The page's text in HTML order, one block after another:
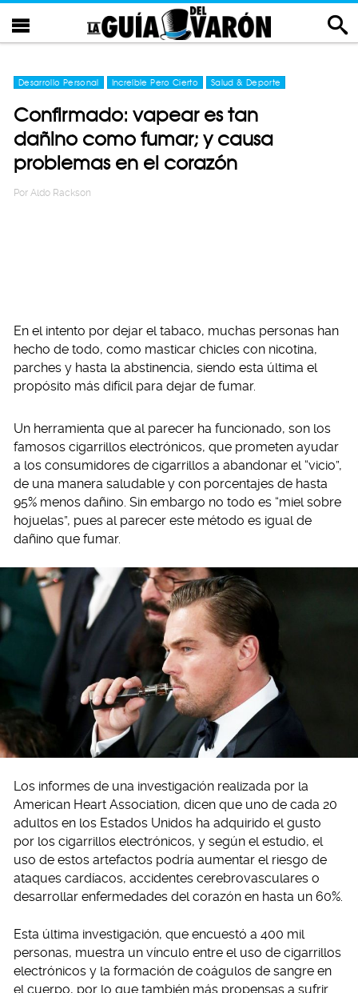
Desarrollo Personal Increíble Pero Cierto Salud & Deporte
Confirmado: vapear es tan
dañino como fumar; y causa
problemas en el corazón
Por Aldo Rackson
En el intento por dejar el tabaco, muchas personas han
hecho de todo, como masticar chicles con nicotina,
parches y hasta la abstinencia, siendo esta última el
propósito más difícil para dejar de fumar.
Un herramienta que al parecer ha funcionado, son los
famosos cigarrillos electrónicos, que prometen ayudar
a los consumidores de cigarrillos a abandonar el “vicio”,
de una manera saludable y con porcentajes de hasta
95% menos dañino. Sin embargo no todo es “miel sobre
hojuelas”, pues al parecer este método es igual de
dañino que fumar.
Los informes de una investigación realizada por la
American Heart Association, dicen que uno de cada 20
adultos en los Estados Unidos ha adquirido el gusto
por los cigarrillos electrónicos, y según el estudio, el
uso de estos artefactos podría aumentar el riesgo de
ataques cardíacos, accidentes cerebrovasculares o
desarrollar enfermedades del corazón en hasta un 60%.
Esta última investigación, que encuestó a 400 mil
personas, muestra un vínculo entre el uso de cigarrillos
electrónicos y la formación de coágulos de sangre en
el cuerpo, por lo que también más propensas a sufrir